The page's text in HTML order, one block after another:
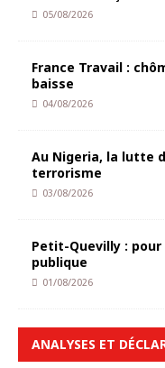
05/08/2026
France Travail :
baisse
04/08/2026
Au Nigeria, la lutte
terrorisme
03/08/2026
Petit-Quevilly :
publique
01/08/2026
ANALYSES ET